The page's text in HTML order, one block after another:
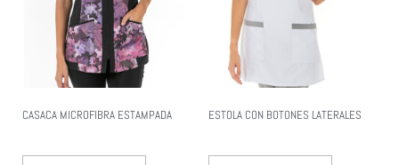
CASACA MICROFIBRA ESTAMPADA ESTOLA CON BOTONES LATERALES